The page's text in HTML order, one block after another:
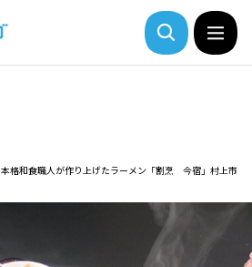
本格和食職人が作り上げたラーメン「割烹 今宿」村上市